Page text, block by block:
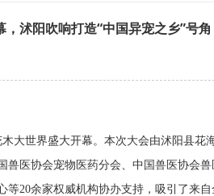
沭阳吹响打造“中国异宠之乡”号角
大世界盛大开幕。本次大会由沭阳县花
医协会宠物医药分会、中国兽医协会兽
等20余家权威机构协办支持，吸引了来